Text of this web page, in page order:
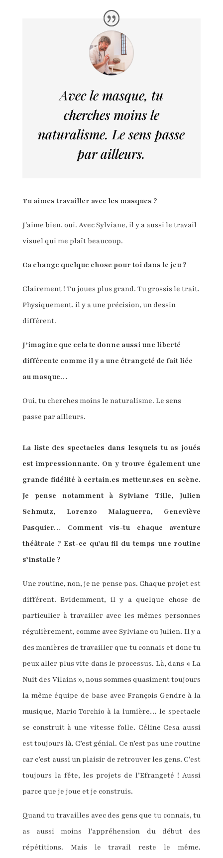
Avec le masque, tu
cherches moins le
naturalisme.Le sens passe
par ailleurs.
Tu aimes travailler avec les masques ?
J’aime bien, oui. Avec Sylviane, il y a aussi le travail
visuel qui me plaît beaucoup.
Ca change quelque chose pour toi dans le jeu ?
Clairement ! Tu joues plus grand. Tu grossis le trait.
Physiquement, il y a une précision, un dessin
différent.
J’imagine que cela te donne aussi une liberté
différente comme il y a une étrangeté de fait liée
au masque…
Oui, tu cherches moins le naturalisme. Le sens
passe par ailleurs.
La liste des spectacles dans lesquels tu as joués
est impressionnante. On y trouve également une
grande fidélité à certain.es metteur.ses en scène.
Je pense notamment à Sylviane Tille, Julien
Schmutz, Lorenzo Malaguerra, Geneviève
Pasquier… Comment vis-tu chaque aventure
théâtrale ? Est-ce qu’au fil du temps une routine
s’installe ?
Une routine, non, je ne pense pas. Chaque projet est
différent. Evidemment, il y a quelque chose de
particulier à travailler avec les mêmes personnes
régulièrement, comme avec Sylviane ou Julien. Il y a
des manières de travailler que tu connais et donc tu
peux aller plus vite dans le processus. Là, dans « La
Nuit des Vilains », nous sommes quasiment toujours
la même équipe de base avec François Gendre à la
musique, Mario Torchio à la lumière… le spectacle
se construit à une vitesse folle. Céline Cesa aussi
est toujours là. C’est génial. Ce n’est pas une routine
car c’est aussi un plaisir de retrouver les gens. C’est
toujours la fête, les projets de l’Efrangeté ! Aussi
parce que je joue et je construis.
Quand tu travailles avec des gens que tu connais, tu
as aussi moins l’appréhension du début des
répétitions. Mais le travail reste le même.